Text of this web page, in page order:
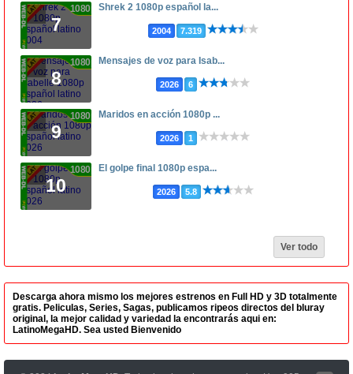
7
1080p Shrek 2 1080p español la...
2004 7.319
8
1080p Mensajes de voz para Isab...
2026 6
9
1080p Maridos en acción 1080p ...
2026 1
10
1080p El golpe final 1080p espa...
2026 5.8
Ver todo
Descarga ahora mismo los mejores estrenos en Full HD y 3D totalmente
gratis. Peliculas, Series, Sagas, publicamos ripeos directos del bluray
original, la mejor calidad y variedad la encontrarás aqui en:
LatinoMegaHD. Sea usted Bienvenido